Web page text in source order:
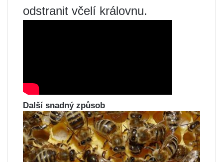
odstranit včelí královnu.
Další snadný způsob